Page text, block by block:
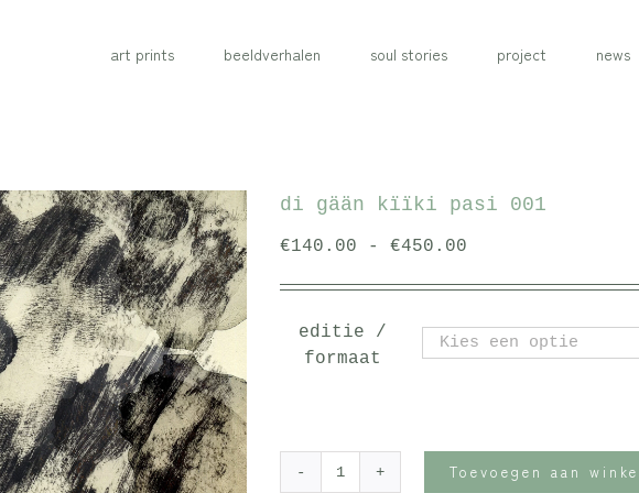
art prints beeldverhalen soul stories project news
di gään kïïki pasi 001
€140.00 - €450.00
€450.00
editie /
formaat
Toevoegen aan